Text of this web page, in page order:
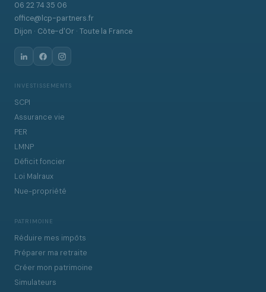
06 22 74 35 06
office@lcp-partners.fr
Dijon · Côte-d'Or · Toute la France
INVESTISSEMENTS
SCPI
Assurance vie
PER
LMNP
Déficit foncier
Loi Malraux
Nue-propriété
PATRIMOINE
Réduire mes impôts
Préparer ma retraite
Créer mon patrimoine
Simulateurs